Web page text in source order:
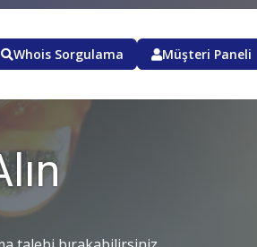
Whois Sorgulama Müşteri Paneli